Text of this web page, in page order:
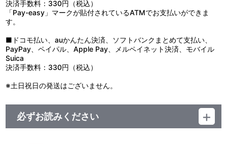
決済手数料：330円（税込）
「Pay-easy」マークが貼付されているATMでお支払いができま
す。
■ドコモ払い、auかんたん決済、ソフトバンクまとめて支払い、
PayPay、ペイパル、Apple Pay、メルペイネット決済、モバイル
Suica
決済手数料：330円（税込）
※土日祝日の発送はございません。
必ずお読みください